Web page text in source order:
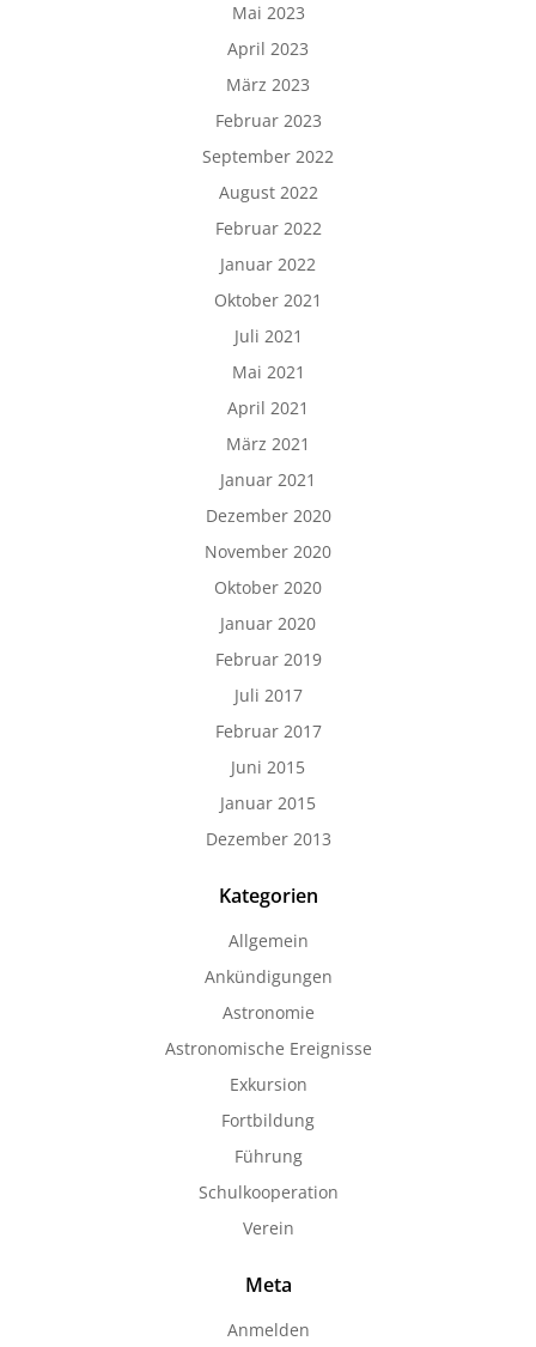
Mai 2023
April 2023
März 2023
Februar 2023
September 2022
August 2022
Februar 2022
Januar 2022
Oktober 2021
Juli 2021
Mai 2021
April 2021
März 2021
Januar 2021
Dezember 2020
November 2020
Oktober 2020
Januar 2020
Februar 2019
Juli 2017
Februar 2017
Juni 2015
Januar 2015
Dezember 2013
Kategorien
Allgemein
Ankündigungen
Astronomie
Astronomische Ereignisse
Exkursion
Fortbildung
Führung
Schulkooperation
Verein
Meta
Anmelden